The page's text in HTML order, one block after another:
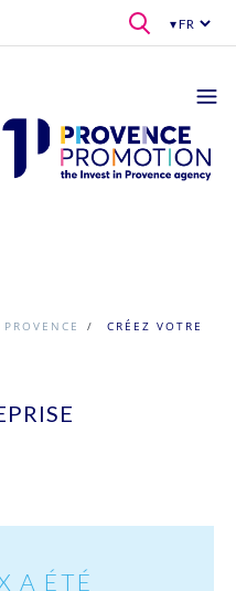
/
CRÉEZ VOTRE
A ÉTÉ